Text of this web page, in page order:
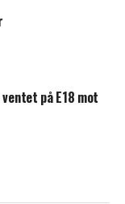
på E18 mot